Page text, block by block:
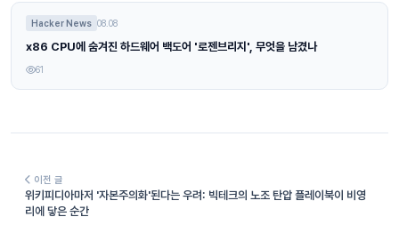
Hacker News 08.08
x86 CPU에 숨겨진 하드웨어 백도어 '로젠브리지', 무엇을 남겼나
61
이전 글
위키피디아마저 '자본주의화'된다는 우려: 빅테크의 노조 탄압 플레이북이 비영
리에 닿은 순간